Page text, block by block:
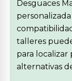
Desguaces
talleres
para localizar
alternativas